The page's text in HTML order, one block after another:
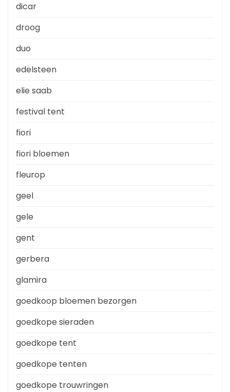
dicar
droog
duo
edelsteen
elie saab
festival tent
fiori
fiori bloemen
fleurop
geel
gele
gent
gerbera
glamira
goedkoop bloemen bezorgen
goedkope sieraden
goedkope tent
goedkope tenten
goedkope trouwringen